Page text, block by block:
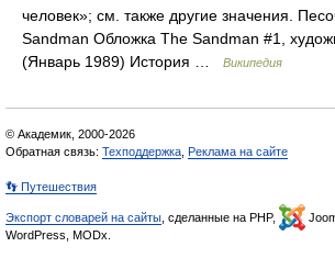
человек»; см. также другие значения.
Sandman Обложка The Sandman #1,
(Январь 1989) История …
Википедия
© Академик, 2000-2026
Обратная связь: Техподдержка Реклама на сайте
👣 Путешествия
Экспорт словарей на сайты , сделанные на PHP,
WordPress, MODx.